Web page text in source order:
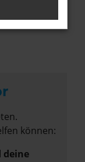
können:
deine